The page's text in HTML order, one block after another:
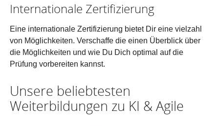
Internationale Zertifizierung
Eine internationale Zertifizierung bietet Dir eine vielzahl
von Möglichkeiten. Verschaffe die einen Überblick über
die Möglichkeiten und wie Du Dich optimal auf die
Prüfung vorbereiten kannst.
Unsere beliebtesten
Weiterbildungen zu KI & Agile